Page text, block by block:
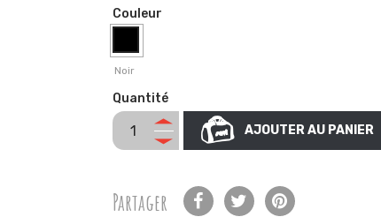
Couleur
Noir
Quantité
AJOUTER AU PANIER
Partager